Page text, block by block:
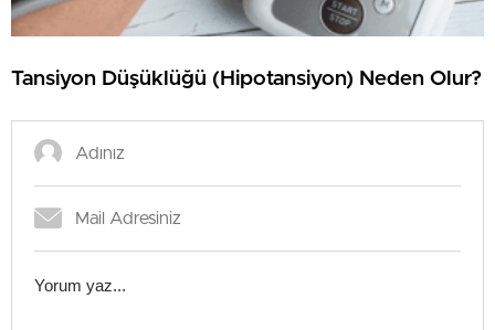
Tansiyon Düşüklüğü (Hipotansiyon) Neden Olur?